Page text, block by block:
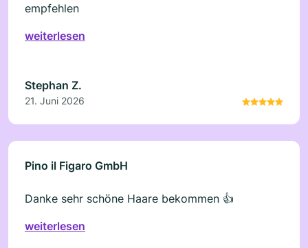
empfehlen
weiterlesen
Stephan Z.
21. Juni 2026
Pino il Figaro GmbH
Danke sehr schöne Haare bekommen 👍
weiterlesen